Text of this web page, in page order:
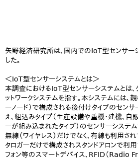
矢野経済研究所は、国内でのIoT型センサー
した。
＜IoT型センサーシステムとは＞
本調査におけるIoT型センサーシステムとは、
ットワークシステムを指す。本システムには、
ーノード）で構成される後付けタイプのセンサ
え、組込みタイプ（生産設備や重機・建機、
ーが組み込まれたタイプ）のセンサーシステム
無線（ワイヤレス）だけでなく、有線も利用さ
タロガーだけで構成されスタンドアロンで利
フォン等のスマートデバイス、RFID（Radio